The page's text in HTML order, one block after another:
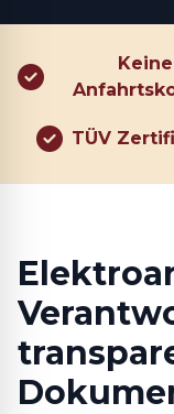
Keine
TÜV